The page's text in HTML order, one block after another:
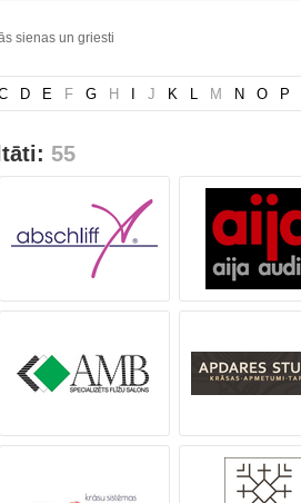
sienas un griesti
D E F G H J K L M N O P
55